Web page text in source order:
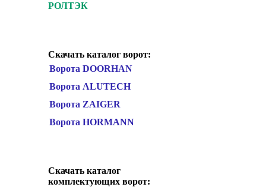
РОЛТЭК
Скачать каталог ворот:
Ворота DOORHAN
Ворота ALUTECH
Ворота ZAIGER
Ворота HORMANN
Скачать каталог
комплектующих ворот: